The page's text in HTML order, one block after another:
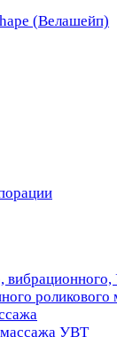
(Велашейп)
роликового
массажа УВТ